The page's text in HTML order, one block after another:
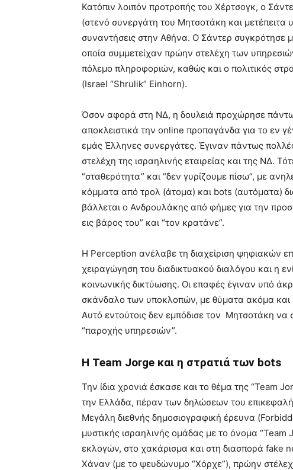
Κατόπιν λοιπόν προτροπής του Χέρτσογκ, ο
(στενό συνεργάτη του Μητσοτάκη και
συναντήσεις στην Αθήνα. Ο Σάντερ συγκρότησε
οποία συμμετείχαν πρώην στελέχη των
πόλεμο πληροφοριών, καθώς και ο πολιτικός
(Israel “Shrulik” Einhorn).
Όσον αφορά στη ΝΔ, η δουλειά προχώρησε
αποκλειστικά την online προπαγάνδα για το εν
εμάς Έλληνες συνεργάτες. Έγιναν πάντως
στελέχη της ισραηλινής εταιρείας και της ΝΔ.
“σταθερότητα” και “δεν γυρίζουμε πίσω”, με
κόμματα από τρολ (άτομα) και bots (αυτόματα)
βάλλεται ο Ανδρουλάκης από φήμες για την
εις βάρος του” και “τον κρατάνε”.
Η Perception ανέλαβε τη διαχείριση ψηφιακών
χειραγώγηση του διαδικτυακού διαλόγου και η
κοινωνικής δικτύωσης. Οι επαφές έγιναν υπό
σκάνδαλο των υποκλοπών, με θύματα ακόμα και
Αυτό εντούτοις δεν εμπόδισε τον Μητσοτάκη να
“παροχής υπηρεσιών”.
Η Team Jorge και η στρατιά των bots
Την ίδια χρονιά έσκασε και το θέμα της “Team
την Ελλάδα, πέραν των δηλώσεων του
Μεγάλη διεθνής δημοσιογραφική έρευνα
μυστικής ισραηλινής ομάδας με το όνομα “Team
εκλογών, στο χακάρισμα και στη διασπορά fake
Χάναν (με το ψευδώνυμο “Χόρχε”), πρώην